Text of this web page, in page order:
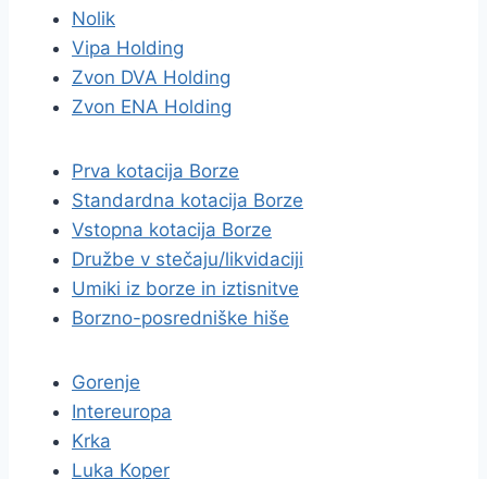
Nolik
Vipa Holding
Zvon DVA Holding
Zvon ENA Holding
Prva kotacija Borze
Standardna kotacija Borze
Vstopna kotacija Borze
Družbe v stečaju/likvidaciji
Umiki iz borze in iztisnitve
Borzno-posredniške hiše
Gorenje
Intereuropa
Krka
Luka Koper